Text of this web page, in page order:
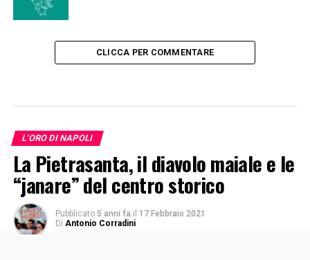
CLICCA PER COMMENTARE
L'ORO DI NAPOLI
La Pietrasanta, il diavolo maiale e le
“janare” del centro storico
Pubblicato 5 anni fa il 17 Febbraio 2021
Di Antonio Corradini